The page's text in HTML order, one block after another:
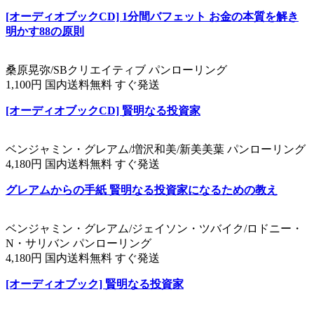
[オーディオブックCD] 1分間バフェット お金の本質を解き
明かす88の原則
桑原晃弥/SBクリエイティブ パンローリング
1,100円 国内送料無料 すぐ発送
[オーディオブックCD] 賢明なる投資家
ベンジャミン・グレアム/増沢和美/新美美葉 パンローリング
4,180円 国内送料無料 すぐ発送
グレアムからの手紙 賢明なる投資家になるための教え
ベンジャミン・グレアム/ジェイソン・ツバイク/ロドニー・
N・サリバン パンローリング
4,180円 国内送料無料 すぐ発送
[オーディオブック] 賢明なる投資家